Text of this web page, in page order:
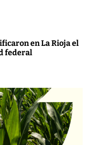
en La Rioja el
federal